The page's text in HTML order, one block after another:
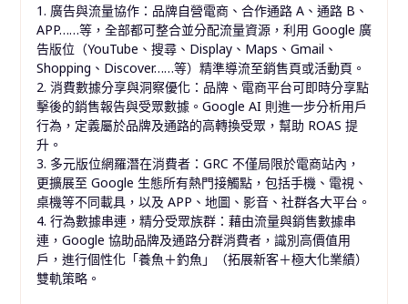
1. 廣告與流量協作：品牌自營電商、合作通路 A、通路 B、
APP……等，全部都可整合並分配流量資源，利用 Google 廣
告版位（YouTube、搜尋、Display、Maps、Gmail、
Shopping、Discover……等）精準導流至銷售頁或活動頁。
2. 消費數據分享與洞察優化：品牌、電商平台可即時分享點
擊後的銷售報告與受眾數據。Google AI 則進一步分析用戶
行為，定義屬於品牌及通路的高轉換受眾，幫助 ROAS 提
升。
3. 多元版位網羅潛在消費者：GRC 不僅局限於電商站內，
更擴展至 Google 生態所有熱門接觸點，包括手機、電視、
桌機等不同載具，以及 APP、地圖、影音、社群各大平台。
4. 行為數據串連，精分受眾族群：藉由流量與銷售數據串
連，Google 協助品牌及通路分群消費者，識別高價值用
戶，進行個性化「養魚＋釣魚」（拓展新客＋極大化業績）
雙軌策略。